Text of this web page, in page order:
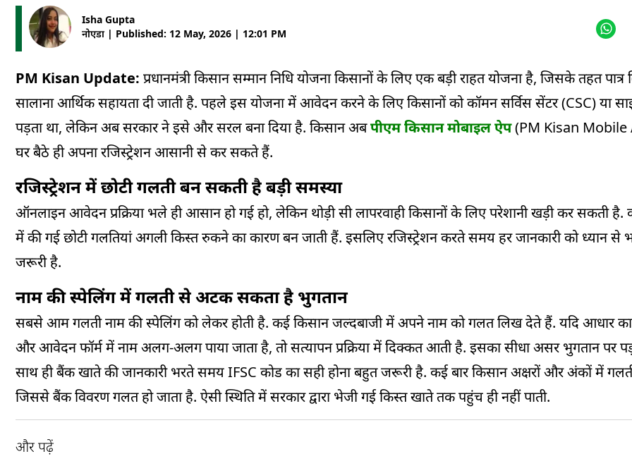
Isha Gupta
नोएडा | Published: 12 May, 2026 | 12:01 PM
PM Kisan Update: प्रधानमंत्री किसान सम्मान निधि योजना किसानों के लिए एक बड़ी राहत योजना है, जिसके तहत पात्र
सालाना आर्थिक सहायता दी जाती है. पहले इस योजना में आवेदन करने के लिए किसानों को कॉमन सर्विस सेंटर (CSC) या
पड़ता था, लेकिन अब सरकार ने इसे और सरल बना दिया है. किसान अबपीएम किसान मोबाइल ऐप(PM Kisan Mobile
घर बैठे ही अपना रजिस्ट्रेशन आसानी से कर सकते हैं.
रजिस्ट्रेशन में छोटी गलती बन सकती है बड़ी समस्या
ऑनलाइन आवेदन प्रक्रिया भले ही आसान हो गई हो, लेकिन थोड़ी सी लापरवाही किसानों के लिए परेशानी खड़ी कर सकती
में की गई छोटी गलतियां अगली किस्त रुकने का कारण बन जाती हैं. इसलिए रजिस्ट्रेशन करते समय हर जानकारी को ध्यान से
जरूरी है.
नाम की स्पेलिंग में गलती से अटक सकता है भुगतान
सबसे आम गलती नाम की स्पेलिंग को लेकर होती है. कई किसान जल्दबाजी में अपने नाम को गलत लिख देते हैं. यदि आधार
और आवेदन फॉर्म में नाम अलग-अलग पाया जाता है, तो सत्यापन प्रक्रिया में दिक्कत आती है. इसका सीधा असर भुगतान पर
साथ ही बैंक खाते की जानकारी भरते समय IFSC कोड का सही होना बहुत जरूरी है. कई बार किसान अक्षरों और अंकों में
जिससे बैंक विवरण गलत हो जाता है. ऐसी स्थिति में सरकार द्वारा भेजी गई किस्त खाते तक पहुंच ही नहीं पाती.
और पढ़ें